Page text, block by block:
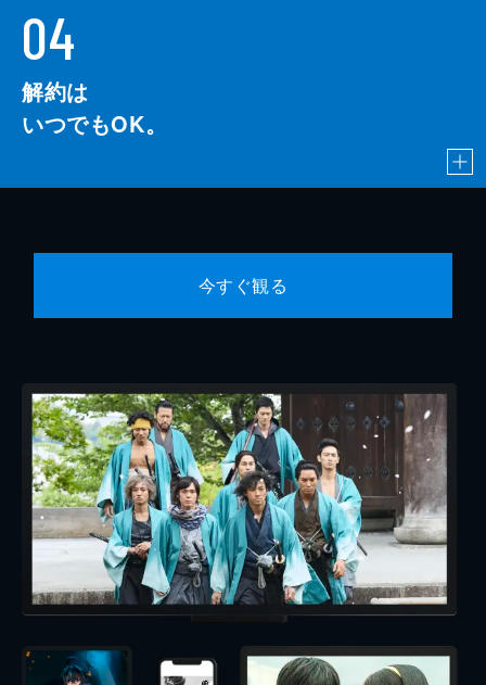
04
解約は
いつでもOK。
今すぐ観る